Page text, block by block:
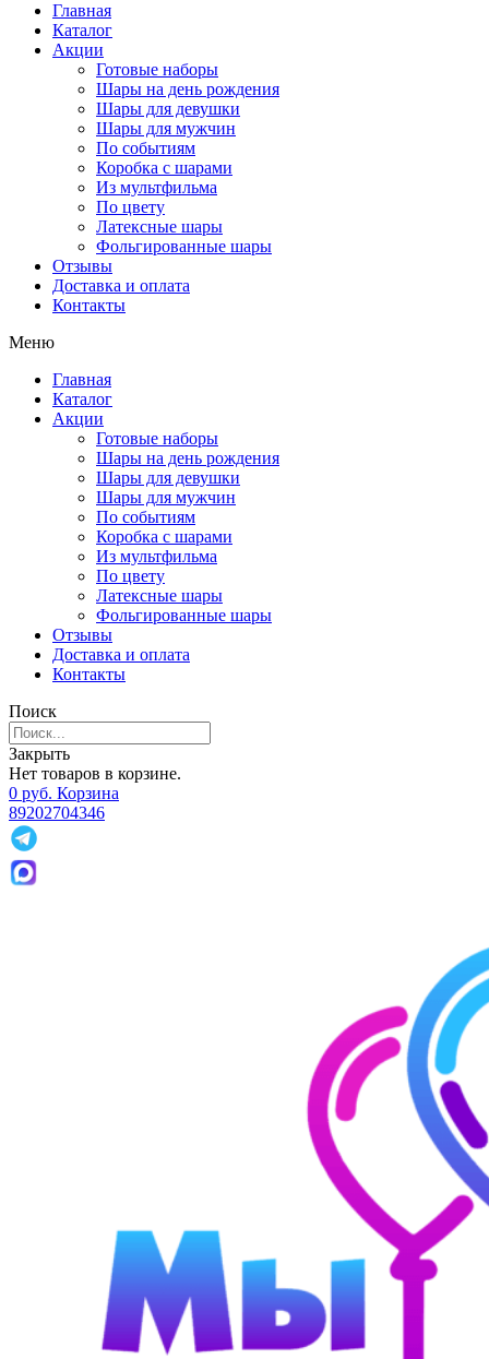
Главная
Каталог
Акции
Готовые наборы
Шары на день рождения
Шары для девушки
Шары для мужчин
По событиям
Коробка с шарами
Из мультфильма
По цвету
Латексные шары
Фольгированные шары
Отзывы
Доставка и оплата
Контакты
Меню
Главная
Каталог
Акции
Готовые наборы
Шары на день рождения
Шары для девушки
Шары для мужчин
По событиям
Коробка с шарами
Из мультфильма
По цвету
Латексные шары
Фольгированные шары
Отзывы
Доставка и оплата
Контакты
Поиск
Закрыть
Нет товаров в корзине.
0 руб. Корзина
89202704346